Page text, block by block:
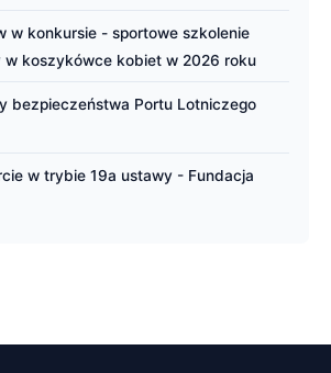
w konkursie - sportowe szkolenie
w koszykówce kobiet w 2026 roku
bezpieczeństwa Portu Lotniczego
w trybie 19a ustawy - Fundacja